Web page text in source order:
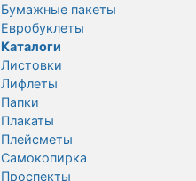
Бумажные пакеты
Евробуклеты
Каталоги
Листовки
Лифлеты
Папки
Плакаты
Плейсметы
Самокопирка
Проспекты